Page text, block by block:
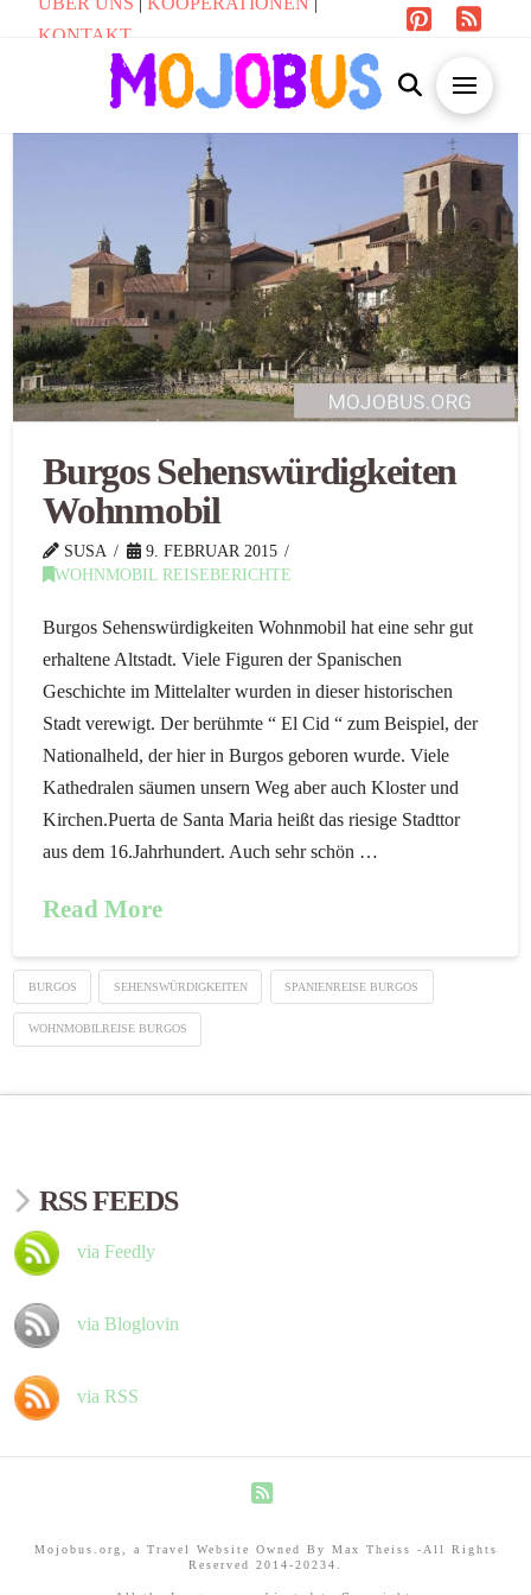
KONTAKT
Burgos Sehenswürdigkeiten
Wohnmobil
SUSA
9. FEBRUAR 2015
WOHNMOBIL REISEBERICHTE
Burgos Sehenswürdigkeiten Wohnmobil hat eine sehr gut
erhaltene Altstadt. Viele Figuren der Spanischen
Geschichte im Mittelalter wurden in dieser historischen
Stadt verewigt. Der berühmte “ El Cid “ zum Beispiel, der
Nationalheld, der hier in Burgos geboren wurde. Viele
Kathedralen säumen unsern Weg aber auch Kloster und
Kirchen.Puerta de Santa Maria heißt das riesige Stadttor
aus dem 16.Jahrhundert. Auch sehr schön …
Read More
BURGOS SEHENSWÜRDIGKEITEN SPANIENREISE BURGOS
WOHNMOBILREISE BURGOS
RSS FEEDS
via Feedly
via Bloglovin
via RSS
Mojobus.org, a Travel Website Owned By Max Theiss -All Rights
Reserved 2014-20234.